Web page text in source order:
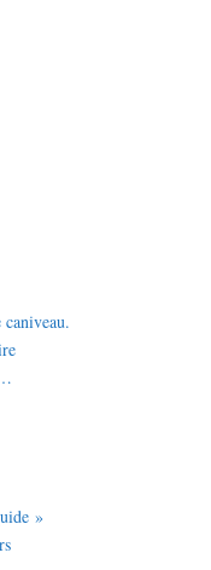
»